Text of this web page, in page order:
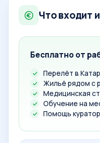
Что входит
Бесплатно от
Перелёт в Катар
Жильё рядом с
Медицинская
Обучение на
Помощь